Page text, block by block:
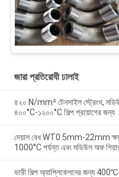
জারা প্রতিরোধী ঢালাই
৪২০ N/mm² টেনসাইল স্ট্রেংথ,
৪০০°C-১২০০°C শিল্প প্রয়োগের জন্য
দেয়াল বেধ WT0.5mm-22mm ক্ষয়
1000°C পর্যন্ত এবং মডিউল অফ
ভারী শিল্প অ্যাপ্লিকেশনের জন্য